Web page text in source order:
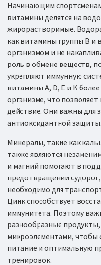
Начинающим
витамины делятся на
жирорастворимые.
как витамины группы B и
организмом и не
роль в обмене веществ,
укрепляют иммунную
витамины A, D, E и K
организме, что
действие. Они важны для
антиоксидантной защиты.
Минералы, такие как
также являются
и магний помогают в
предотвращении
необходимо для
Цинк способствует
иммунитета. Поэтому
разнообразные
микроэлементами, чтобы
питание и оптимальную
тренировок.